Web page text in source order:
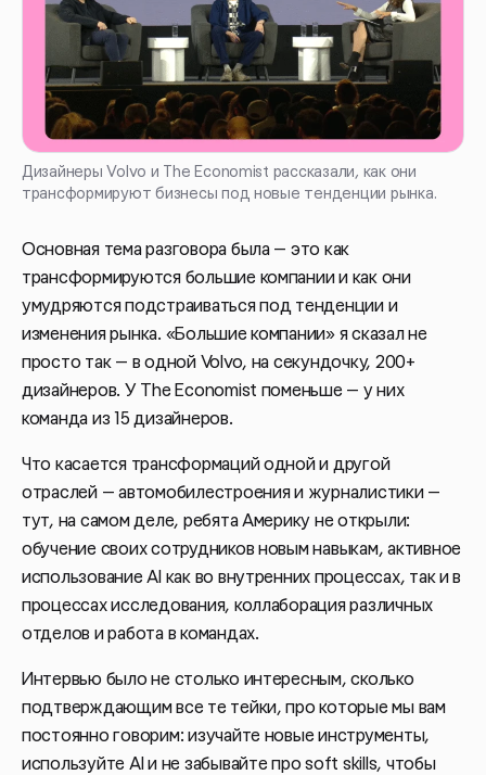
Дизайнеры Volvo и The Economist рассказали, как они
трансформируют бизнесы под новые тенденции рынка.
Основная тема разговора была — это как
трансформируются большие компании и как они
умудряются подстраиваться под тенденции и
изменения рынка. «Большие компании» я сказал не
просто так — в одной Volvo, на секундочку, 200+
дизайнеров. У The Economist поменьше — у них
команда из 15 дизайнеров.
Что касается трансформаций одной и другой
отраслей — автомобилестроения и журналистики —
тут, на самом деле, ребята Америку не открыли:
обучение своих сотрудников новым навыкам, активное
использование AI как во внутренних процессах, так и в
процессах исследования, коллаборация различных
отделов и работа в командах.
Интервью было не столько интересным, сколько
подтверждающим все те тейки, про которые мы вам
постоянно говорим: изучайте новые инструменты,
используйте AI и не забывайте про soft skills, чтобы